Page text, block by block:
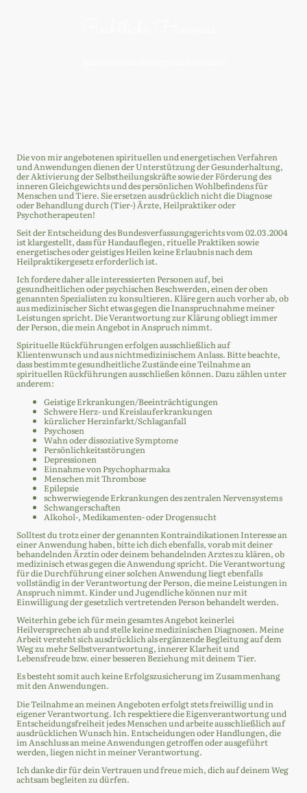
Die von mir angebotenen spirituellen und energetischen Verfahren
und Anwendungen dienen der Unterstützung der Gesunderhaltung,
der Aktivierung der Selbstheilungskräfte sowie der Förderung des
inneren Gleichgewichts und des persönlichen Wohlbefindens für
Menschen und Tiere. Sie ersetzen ausdrücklich nicht die Diagnose
oder Behandlung durch (Tier-) Ärzte, Heilpraktiker oder
Psychotherapeuten!
Seit der Entscheidung des Bundesverfassungsgerichts vom 02.03.2004
ist klargestellt, dass für Handauflegen, rituelle Praktiken sowie
energetisches oder geistiges Heilen keine Erlaubnis nach dem
Heilpraktikergesetz erforderlich ist.
Ich fordere daher alle interessierten Personen auf, bei
gesundheitlichen oder psychischen Beschwerden, einen der oben
genannten Spezialisten zu konsultieren. Kläre gern auch vorher ab, ob
aus medizinischer Sicht etwas gegen die Inanspruchnahme meiner
Leistungen spricht. Die Verantwortung zur Klärung obliegt immer
der Person, die mein Angebot in Anspruch nimmt.
Spirituelle Rückführungen erfolgen ausschließlich auf
Klientenwunsch und aus nichtmedizinischem Anlass. Bitte beachte,
dass bestimmte gesundheitliche Zustände eine Teilnahme an
spirituellen Rückführungen ausschließen können. Dazu zählen unter
anderem:
Geistige Erkrankungen/Beeinträchtigungen
Schwere Herz- und Kreislauferkrankungen
kürzlicher Herzinfarkt/Schlaganfall
Psychosen
Wahn oder dissoziative Symptome
Persönlichkeitsstörungen
Depressionen
Einnahme von Psychopharmaka
Menschen mit Thrombose
Epilepsie
schwerwiegende Erkrankungen des zentralen Nervensystems
Schwangerschaften
Alkohol-, Medikamenten- oder Drogensucht
Solltest du trotz einer der genannten Kontraindikationen Interesse an
einer Anwendung haben, bitte ich dich ebenfalls, vorab mit deiner
behandelnden Ärztin oder deinem behandelnden Arztes zu klären, ob
medizinisch etwas gegen die Anwendung spricht. Die Verantwortung
für die Durchführung einer solchen Anwendung liegt ebenfalls
vollständig in der Verantwortung der Person, die meine Leistungen in
Anspruch nimmt. Kinder und Jugendliche können nur mit
Einwilligung der gesetzlich vertretenden Person behandelt werden.
Weiterhin gebe ich für mein gesamtes Angebot keinerlei
Heilversprechen ab und stelle keine medizinischen Diagnosen. Meine
Arbeit versteht sich ausdrücklich als ergänzende Begleitung auf dem
Weg zu mehr Selbstverantwortung, innerer Klarheit und
Lebensfreude bzw. einer besseren Beziehung mit deinem Tier.
Es besteht somit auch keine Erfolgszusicherung im Zusammenhang
mit den Anwendungen.
Die Teilnahme an meinen Angeboten erfolgt stets freiwillig und in
eigener Verantwortung. Ich respektiere die Eigenverantwortung und
Entscheidungsfreiheit jedes Menschen und arbeite ausschließlich auf
ausdrücklichen Wunsch hin. Entscheidungen oder Handlungen, die
im Anschluss an meine Anwendungen getroffen oder ausgeführt
werden, liegen nicht in meiner Verantwortung.
Ich danke dir für dein Vertrauen und freue mich, dich auf deinem Weg
achtsam begleiten zu dürfen.